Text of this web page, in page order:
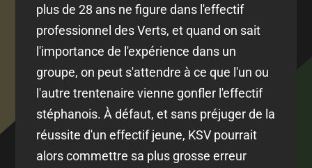
plus de 28 ans ne figure dans l'effectif
professionnel des Verts, et quand on sait
l'importance de l'expérience dans un
groupe, on peut s'attendre à ce que l'un ou
l'autre trentenaire vienne gonfler l'effectif
stéphanois. À défaut, et sans préjuger de la
réussite d'un effectif jeune, KSV pourrait
alors commettre sa plus grosse erreur